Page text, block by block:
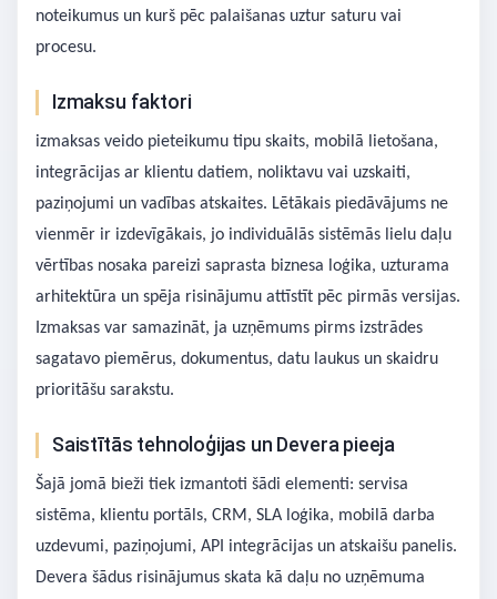
noteikumus un kurš pēc palaišanas uztur saturu vai
procesu.
Izmaksu faktori
izmaksas veido pieteikumu tipu skaits, mobilā lietošana,
integrācijas ar klientu datiem, noliktavu vai uzskaiti,
paziņojumi un vadības atskaites. Lētākais piedāvājums ne
vienmēr ir izdevīgākais, jo individuālās sistēmās lielu daļu
vērtības nosaka pareizi saprasta biznesa loģika, uzturama
arhitektūra un spēja risinājumu attīstīt pēc pirmās versijas.
Izmaksas var samazināt, ja uzņēmums pirms izstrādes
sagatavo piemērus, dokumentus, datu laukus un skaidru
prioritāšu sarakstu.
Saistītās tehnoloģijas un Devera pieeja
Šajā jomā bieži tiek izmantoti šādi elementi: servisa
sistēma, klientu portāls, CRM, SLA loģika, mobilā darba
uzdevumi, paziņojumi, API integrācijas un atskaišu panelis.
Devera šādus risinājumus skata kā daļu no uzņēmuma